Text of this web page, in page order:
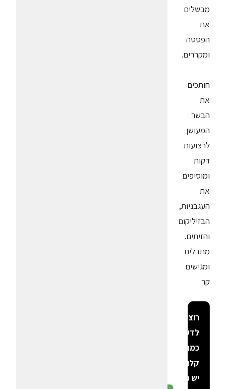
מבשלים
את
הפסטה
ומקררים.
חותכים
את
הבשר
המעושן
לרצועות
דקות
ומוסיפים
את
העגבניות,
הבזיליקום
והזיתים.
מתבלים
ומגישים
קר
רוצה
לדעת
כמה
קלוריות
יש פה?